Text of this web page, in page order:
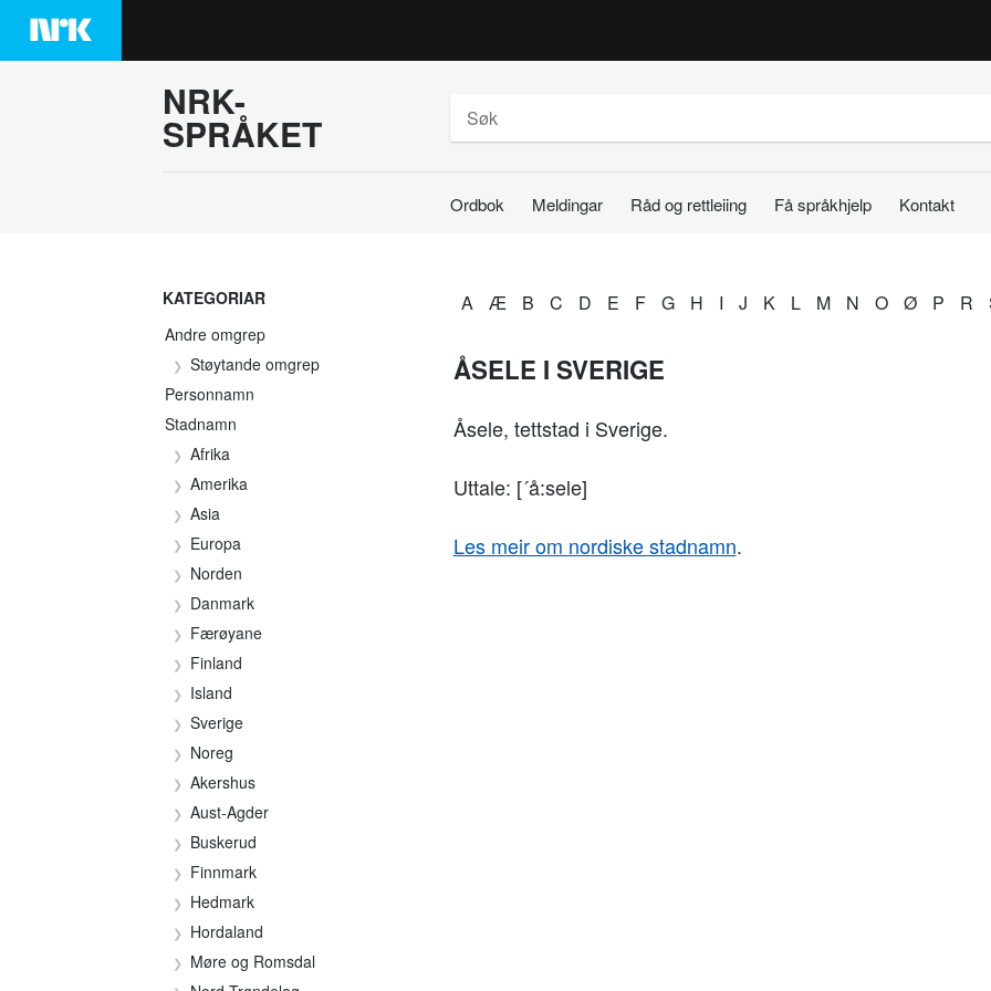
Hopp
innhaldet
NRK-
SPRÅKET
Ordbok Meldingar Råd og rettleiing Få språkhjelp Kontakt
KATEGORIAR
Andre omgrep
Støytande omgrep
Personnamn
Stadnamn
Afrika
Amerika
Asia
Europa
Norden
Danmark
Færøyane
Finland
Island
Sverige
Noreg
Akershus
Aust-Agder
Buskerud
Finnmark
Hedmark
Hordaland
Møre og Romsdal
A Æ B C D E F G H I J K L M N O Ø P R
ÅSELE I SVERIGE
Åsele, tettstad i Sverige.
Uttale: [´å:sele]
Les meir om nordiske stadnamn.